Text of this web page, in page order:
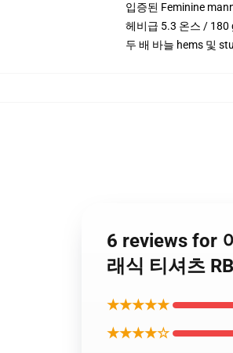
입증된 Feminine
헤비급 5.3 온스 / 180
두 배 바늘 hems 및
6 reviews for
래식 티셔츠
★★★★★
★★★★☆